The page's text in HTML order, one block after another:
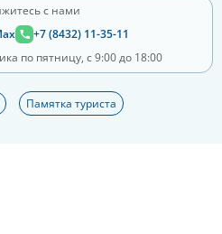
с нами
+7 (8432) 11-35-11
по пятницу, с 9:00 до 18:00
Памятка туриста